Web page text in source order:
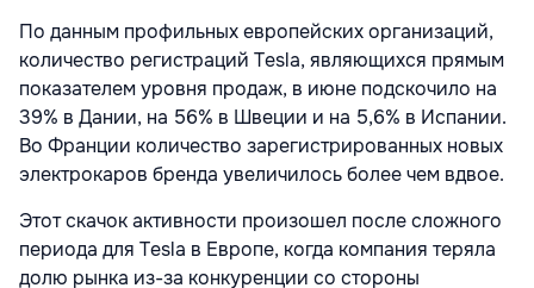
По данным профильных европейских организаций,
количество регистраций Tesla, являющихся прямым
показателем уровня продаж, в июне подскочило на
39% в Дании, на 56% в Швеции и на 5,6% в Испании.
Во Франции количество зарегистрированных новых
электрокаров бренда увеличилось более чем вдвое.
Этот скачок активности произошел после сложного
периода для Tesla в Европе, когда компания теряла
долю рынка из-за конкуренции со стороны